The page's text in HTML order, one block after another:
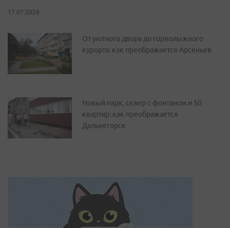
17.07.2026
От уютного двора до горнолыжного
курорта: как преображается Арсеньев
Новый парк, сквер с фонтаном и 50
квартир: как преображается
Дальнегорск